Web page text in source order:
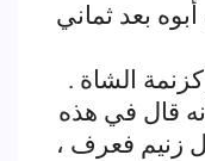
بعد ثماني
الشاة .
قال في هذه
زنيم فعرف ،